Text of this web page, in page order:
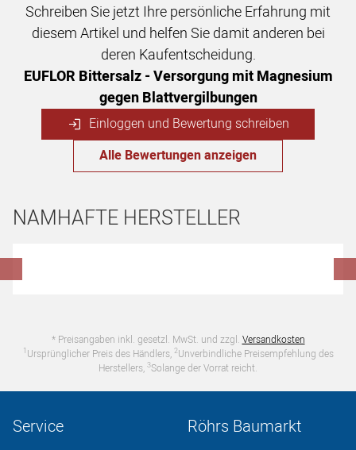
Schreiben Sie jetzt Ihre persönliche Erfahrung mit
diesem Artikel und helfen Sie damit anderen bei
deren Kaufentscheidung.
EUFLOR Bittersalz - Versorgung mit Magnesium
gegen Blattvergilbungen
Einloggen und Bewertung schreiben
Alle Bewertungen anzeigen
NAMHAFTE HERSTELLER
* Preisangaben inkl. gesetzl. MwSt. und zzgl. Versandkosten
1 Ursprünglicher Preis des Händlers, 2Unverbindliche Preisempfehlung des
Herstellers, 3Solange der Vorrat reicht.
Service Röhrs Baumarkt